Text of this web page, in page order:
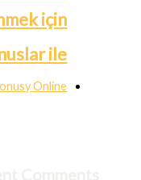
için
ile.
Online!